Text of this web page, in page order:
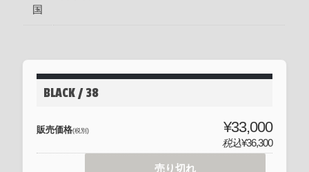
国
BLACK / 38
販売価格(税別) ¥33,000
税込¥36,300
売り切れ